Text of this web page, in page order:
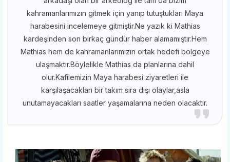
kahramanlarımızın gitmek için yanıp tutuştukları Maya
harabesini incelemeye gitmiştir.Ne yazık ki Mathias
kardeşinden son birkaç gündür haber alamamıştır.Hem
Mathias hem de kahramanlarımızın ortak hedefi bölgeye
ulaşmaktır.Böylelikle Mathias da planlarına dahil
olur.Kafilemizin Maya harabesi ziyaretleri ile
karşılaşacakları bir takım sıra dışı olaylar,asla
unutamayacakları saatler yaşamalarına neden olacaktır.